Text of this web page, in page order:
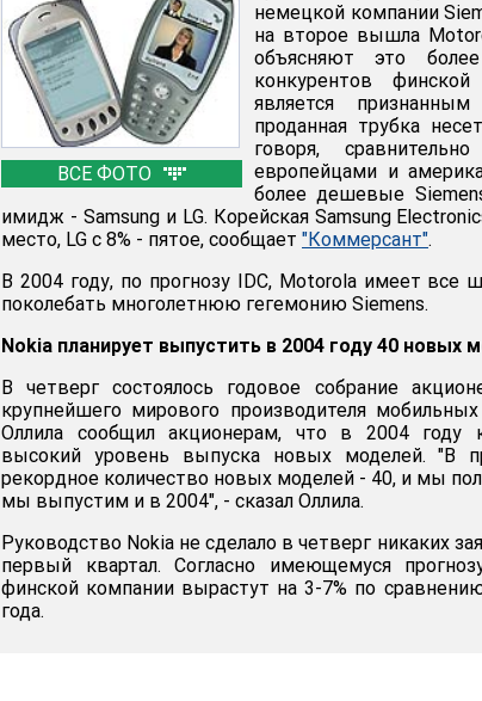
ВСЕ ФОТО
немецкой компании
на второе вышла
объясняют это
конкурентов
является
проданная трубка
говоря,
европейцами и
более дешевые
имидж - Samsung и LG. Корейская Samsung
место, LG с 8% - пятое, сообщает "Коммерсант".
В 2004 году, по прогнозу IDC, Motorola имеет
поколебать многолетнюю гегемонию Siemens.
Nokia планирует выпустить в 2004 году 40
В четверг состоялось годовое собрание
крупнейшего мирового производителя
Оллила сообщил акционерам, что в 2004 году
высокий уровень выпуска новых моделей. "В
рекордное количество новых моделей - 40, и мы
мы выпустим и в 2004", - сказал Оллила.
Руководство Nokia не сделало в четверг никаких
первый квартал. Согласно имеющемуся
финской компании вырастут на 3-7% по
года.